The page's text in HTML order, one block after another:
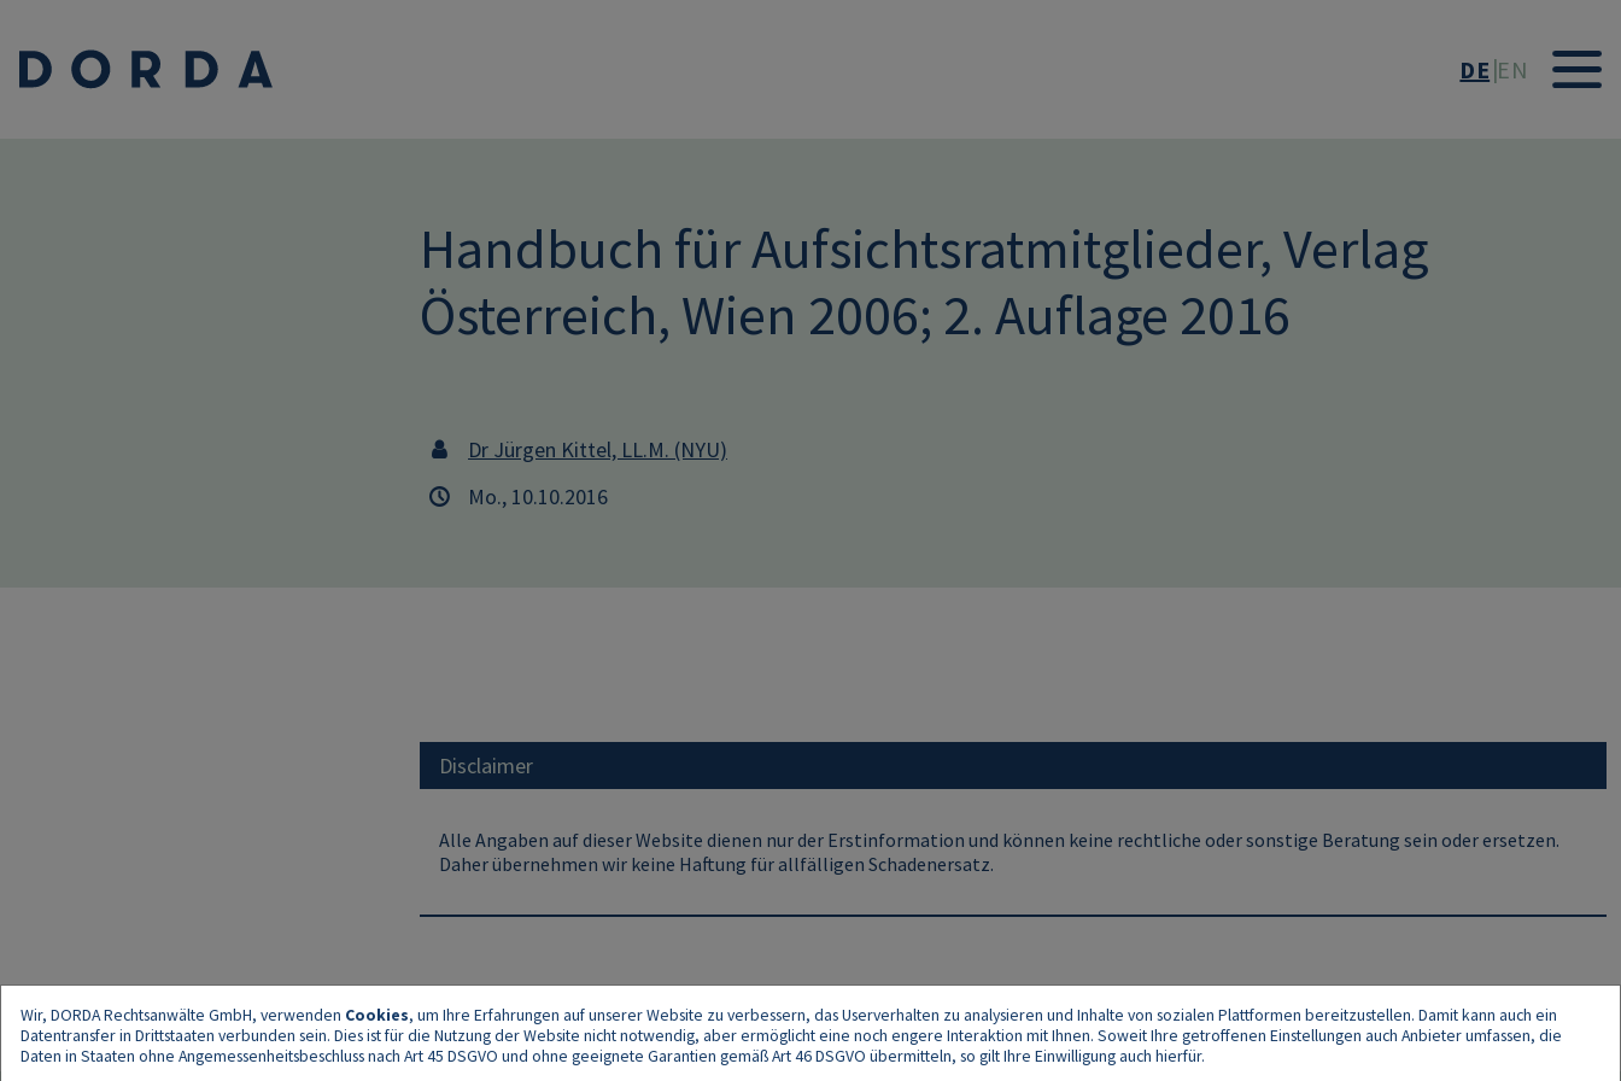
DE EN
Handbuch für Aufsichtsratmitglieder, Verlag
Österreich, Wien 2006; 2. Auflage 2016
Dr Jürgen Kittel, LL.M. (NYU)
Mo., 10.10.2016
Disclaimer
Alle Angaben auf dieser Website dienen nur der Erstinformation und können keine rechtliche oder sonstige Beratung sein oder ersetzen.
Daher übernehmen wir keine Haftung für allfälligen Schadenersatz.
Wir, DORDA Rechtsanwälte GmbH, verwenden Cookies, um Ihre Erfahrungen auf unserer Website zu verbessern, das Userverhalten zu analysieren und Inhalte von sozialen Plattformen bereitzustellen. Damit kann auch ein
Datentransfer in Drittstaaten verbunden sein. Dies ist für die Nutzung der Website nicht notwendig, aber ermöglicht eine noch engere Interaktion mit Ihnen. Soweit Ihre getroffenen Einstellungen auch Anbieter umfassen, die
Daten in Staaten ohne Angemessenheitsbeschluss nach Art 45 DSGVO und ohne geeignete Garantien gemäß Art 46 DSGVO übermitteln, so gilt Ihre Einwilligung auch hierfür.